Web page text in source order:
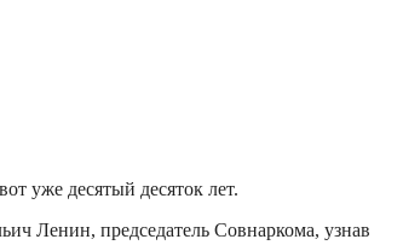
уже десятый десяток лет.
Ленин, председатель Совнаркома, узнав